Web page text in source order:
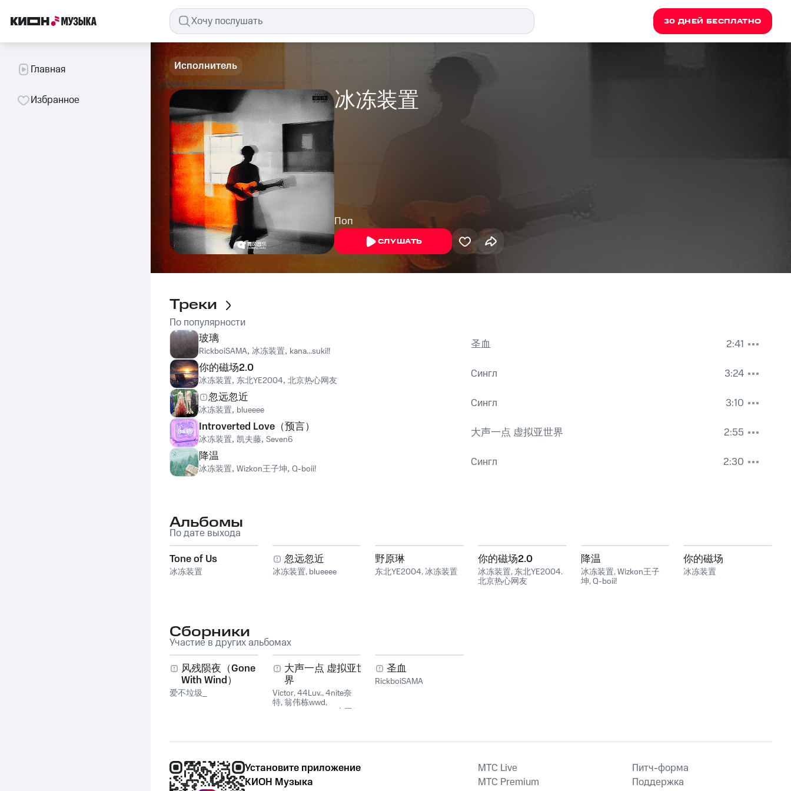
30 ДНЕЙ БЕСПЛАТНО
Главная
Избранное
Исполнитель
冰冻装置
Поп
СЛУШАТЬ
Треки
По популярности
玻璃
RickboiSAMA, 冰冻装置, kana...suki!! 圣血
2:41
你的磁场2.0
冰冻装置, 东北YE2004, 北京热心网友 Сингл
3:24
忽远忽近
冰冻装置, blueeee Сингл
3:10
Introverted Love（预言）
冰冻装置, 凯夫藤, Seven6 大声一点 虚拟亚世界
2:55
降温
冰冻装置, Wizkon王子坤, Q-boii! Сингл 2:30
Альбомы
По дате выхода
Tone of Us
冰冻装置
忽远忽近
冰冻装置, blueeee
野原琳
东北YE2004, 冰冻装置
你的磁场2.0
冰冻装置,东北YE2004,
北京热心网友
降温
冰冻装置,Wizkon王子
坤,Q-boii!
你的磁场
冰冻装置
Сборники
Участие в других альбомах
风残陨夜（Gone
With Wind）
爱不垃圾_
大声一点 虚拟亚世
界
Victor,44Luv.,4nite奈
特,翁伟栋wwd,
土豆披
圣血
RickboiSAMA
Установите приложение
КИОН Музыка
MTС Live
MTС Premium
Питч-форма
Поддержка